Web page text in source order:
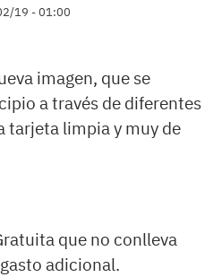
19 - 01:00
imagen, que se
a través de diferentes
tarjeta limpia y muy de
que no conlleva
adicional.